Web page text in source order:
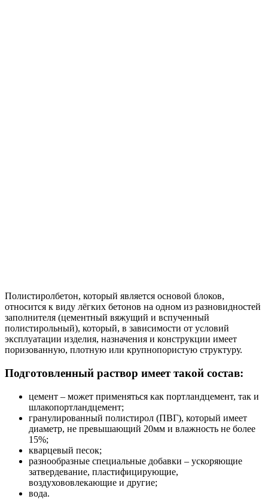
Полистиролбетон, который является основой блоков,
относится к виду лёгких бетонов на одном из разновидностей
заполнителя (цементный вяжущий и вспученный
полистирольный), который, в зависимости от условий
эксплуатации изделия, назначения и конструкции имеет
поризованную, плотную или крупнопористую структуру.
Подготовленный раствор имеет такой состав:
цемент – может применяться как портландцемент, так и
шлакопортландцемент;
гранулированный полистирол (ПВГ), который имеет
диаметр, не превышающий 20мм и влажность не более
15%;
кварцевый песок;
разнообразные специальные добавки – ускоряющие
затвердевание, пластифицирующие,
воздухововлекающие и другие;
вода.